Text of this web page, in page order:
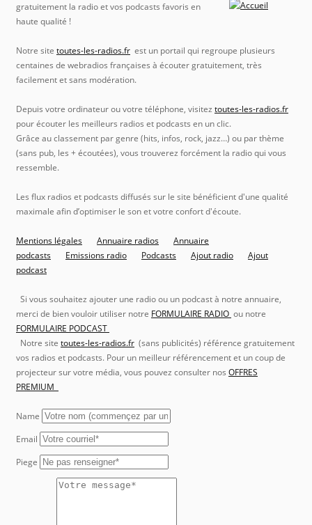
gratuitement la radio et vos podcasts favoris en
haute qualité !
Notre site toutes-les-radios.fr est un portail qui regroupe plusieurs
centaines de webradios françaises à écouter gratuitement, très
facilement et sans modération.
Depuis votre ordinateur ou votre téléphone, visitez toutes-les-radios.fr
pour écouter les meilleurs radios et podcasts en un clic.
Grâce au classement par genre (hits, infos, rock, jazz…) ou par thème
(sans pub, les + écoutées), vous trouverez forcément la radio qui vous
ressemble.
Les flux radios et podcasts diffusés sur le site bénéficient d'une qualité
maximale afin d’optimiser le son et votre confort d'écoute.
Mentions légales Annuaire radios
Annuaire
podcasts
Emissions radio Podcasts Ajout radio
Ajout
podcast
Si vous souhaitez ajouter une radio ou un podcast à notre annuaire,
merci de bien vouloir utiliser notre FORMULAIRE RADIO ou notre
FORMULAIRE PODCAST
Notre site toutes-les-radios.fr (sans publicités) référence gratuitement
vos radios et podcasts. Pour un meilleur référencement et un coup de
projecteur sur votre média, vous pouvez consulter nos OFFRES
PREMIUM
Name
Email
Piege